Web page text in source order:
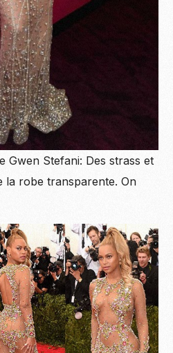
Gwen Stefani: Des strass et
la robe transparente. On